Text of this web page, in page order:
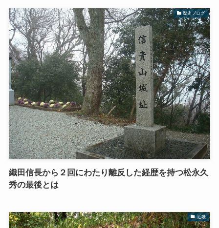
歴史ブログ
織田信長から２回にわたり離反した経歴を持つ松永久
秀の最後とは
近畿